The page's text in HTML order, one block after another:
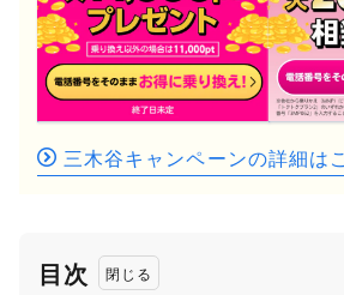
テザリング
可能
留守番電話
可能
通信方式 4G、5G、au
※au Starlink Direct
選べる回線 au回線
支払い方法
三木谷キャンペーンの詳細は
目次